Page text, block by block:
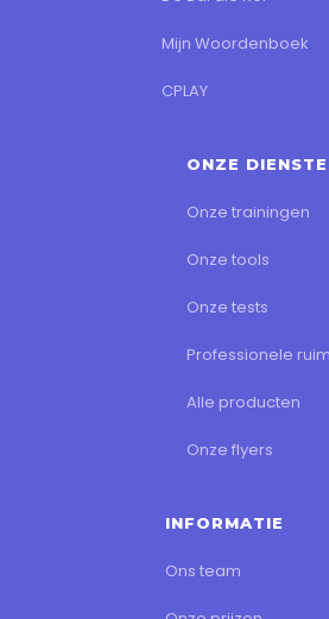
Mijn Woordenboek
CPLAY
ONZE
Onze trainingen
Onze tools
Onze tests
Professionele
Alle producten
Onze flyers
INFORMATIE
Ons team